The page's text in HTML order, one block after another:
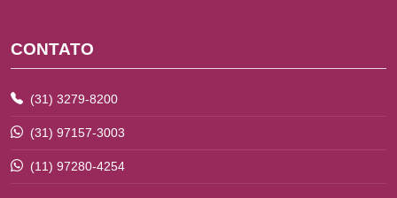
CONTATO
(31) 3279-8200
(31) 97157-3003
(11) 97280-4254